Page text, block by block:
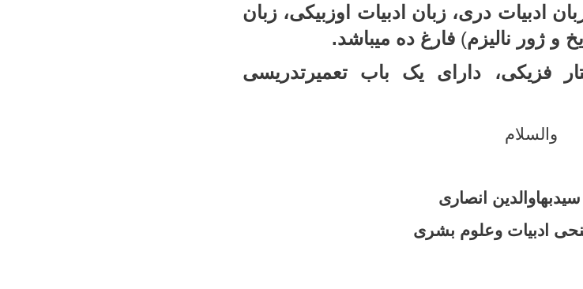
ادبیات دری، زبان ادبیات اوزبیکی، زبان
و ژور نالیزم) فارغ ده میباشد.
فزیکی، دارای یک باب تعمیرتدریسی
والسلام
انصاری
ادبیات وعلوم بشری